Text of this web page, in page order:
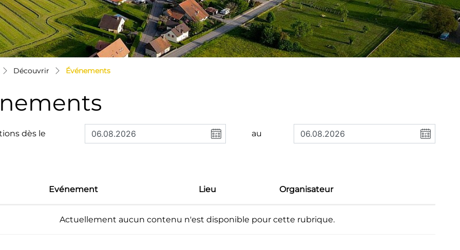
Découvrir Événements(sélectionné)
dès le au
Evénement Lieu Organisateur
Actuellement aucun contenu n'est disponible pour cette rubrique.